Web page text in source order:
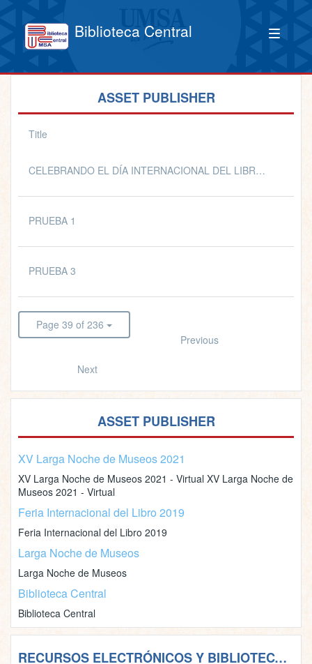
Biblioteca Central
ASSET PUBLISHER
Title
CELEBRANDO EL DÍA INTERNACIONAL DEL LIBRO Y DERECHOS DE AUTOR 📚📖
PRUEBA 1
PRUEBA 3
Page 39 of 236
Previous
Next
ASSET PUBLISHER
XV Larga Noche de Museos 2021
XV Larga Noche de Museos 2021 - Virtual XV Larga Noche de
Museos 2021 - Virtual
Feria Internacional del Libro 2019
Feria Internacional del Libro 2019
Larga Noche de Museos
Larga Noche de Museos
Biblioteca Central
Biblioteca Central
RECURSOS ELECTRÓNICOS Y BIBLIOTECAS VIRTUALES